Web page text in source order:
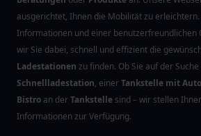
ausgerichtet, Ihnen die Mobilität zu
Informationen und einer benutzerfreundlichen
wir Sie dabei, schnell und effizient die
Ladestationen zu finden. Ob Sie auf der
Schnellladestation, einerTankstelle mit
Bistro an derTankstelle sind – wir stellen
Informationen zur Verfügung.